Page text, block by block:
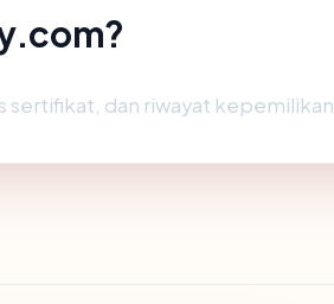
sertifikat, dan riwayat kepemilikan.